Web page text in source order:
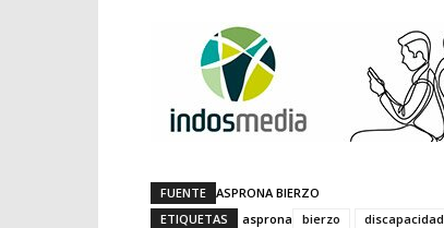
FUENTE ASPRONA BIERZO
ETIQUETAS
asprona bierzo discapacidad